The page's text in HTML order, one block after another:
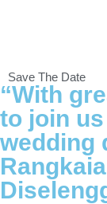
Save The Date
“With
to join
wedding